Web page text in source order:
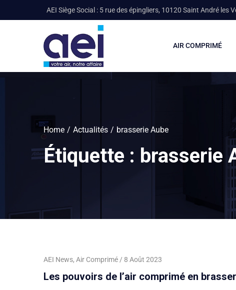
AEI Siège Social : 5 rue des épingliers, 10120 Saint André les
AIR COMPRIMÉ
Home Actualités brasserie Aube
Étiquette : brasserie
AEI News, Air Comprimé 8 Août 2023
Les pouvoirs de l’air comprimé en